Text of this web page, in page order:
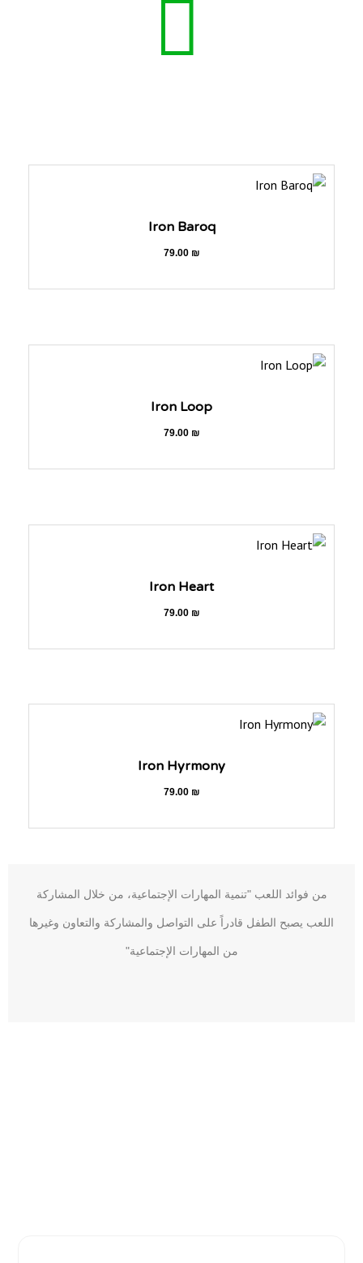
Iron Baroq
79.00₪
Iron Loop
79.00₪
Iron Heart
79.00₪
Iron Hyrmony
79.00₪
من فوائد اللعب "تنمية المهارات الإجتماعية، من خلال المشاركة
اللعب يصبح الطفل قادراً على التواصل والمشاركة والتعاون وغيرها
من المهارات الإجتماعية"